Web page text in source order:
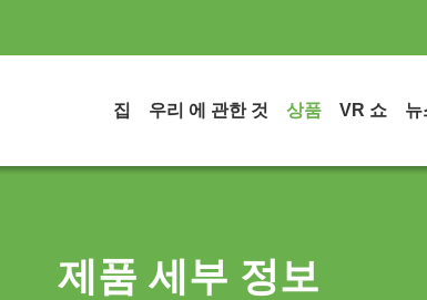
집 우리 에 관한 것 상품 VR 쇼 뉴
제품 세부 정보